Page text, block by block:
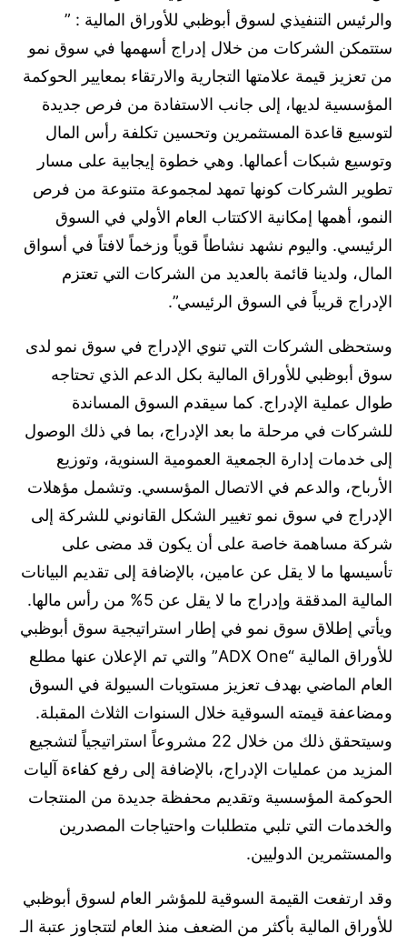
والرئيس التنفيذي لسوق أبوظبي للأوراق المالية : ”
ستتمكن الشركات من خلال إدراج أسهمها في سوق نمو
من تعزيز قيمة علامتها التجارية والارتقاء بمعايير الحوكمة
المؤسسية لديها، إلى جانب الاستفادة من فرص جديدة
لتوسيع قاعدة المستثمرين وتحسين تكلفة رأس المال
وتوسيع شبكات أعمالها. وهي خطوة إيجابية على مسار
تطوير الشركات كونها تمهد لمجموعة متنوعة من فرص
النمو، أهمها إمكانية الاكتتاب العام الأولي في السوق
الرئيسي. واليوم نشهد نشاطاً قوياً وزخماً لافتاً في أسواق
المال، ولدينا قائمة بالعديد من الشركات التي تعتزم
الإدراج قريباً في السوق الرئيسي”.
وستحظى الشركات التي تنوي الإدراج في سوق نمو لدى
سوق أبوظبي للأوراق المالية بكل الدعم الذي تحتاجه
طوال عملية الإدراج. كما سيقدم السوق المساندة
للشركات في مرحلة ما بعد الإدراج، بما في ذلك الوصول
إلى خدمات إدارة الجمعية العمومية السنوية، وتوزيع
الأرباح، والدعم في الاتصال المؤسسي. وتشمل مؤهلات
الإدراج في سوق نمو تغيير الشكل القانوني للشركة إلى
شركة مساهمة خاصة على أن يكون قد مضى على
تأسيسها ما لا يقل عن عامين، بالإضافة إلى تقديم البيانات
المالية المدققة وإدراج ما لا يقل عن 5% من رأس مالها.
ويأتي إطلاق سوق نمو في إطار استراتيجية سوق أبوظبي
للأوراق المالية “ADX One” والتي تم الإعلان عنها مطلع
العام الماضي بهدف تعزيز مستويات السيولة في السوق
ومضاعفة قيمته السوقية خلال السنوات الثلاث المقبلة.
وسيتحقق ذلك من خلال 22 مشروعاً استراتيجياً لتشجيع
المزيد من عمليات الإدراج، بالإضافة إلى رفع كفاءة آليات
الحوكمة المؤسسية وتقديم محفظة جديدة من المنتجات
والخدمات التي تلبي متطلبات واحتياجات المصدرين
والمستثمرين الدوليين.
وقد ارتفعت القيمة السوقية للمؤشر العام لسوق أبوظبي
للأوراق المالية بأكثر من الضعف منذ العام لتتجاوز عتبة الـ